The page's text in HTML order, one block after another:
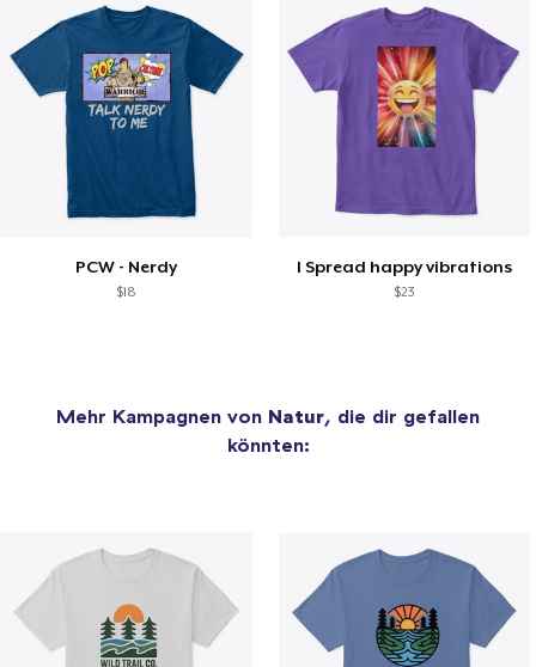
PCW - Nerdy
$18
I Spread happy vibrations
$23
Mehr Kampagnen von Natur, die dir gefallen
könnten: